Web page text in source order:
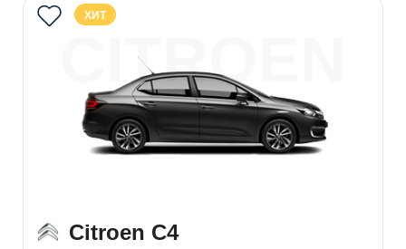
ХИТ
CITROEN
C4
Citroen C4